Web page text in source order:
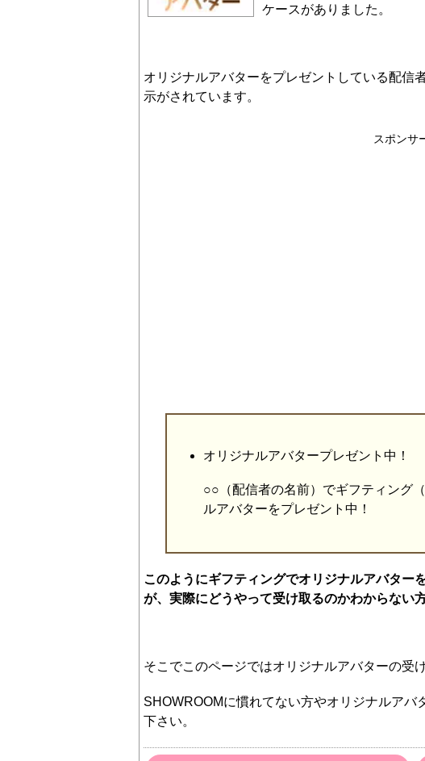
ケースがありました。
オリジナルアバターをプレゼントしている配信
示がされています。
スポンサ
オリジナルアバタープレゼント中！
○○（配信者の名前）でギフティング
ルアバターをプレゼント中！
このようにギフティングでオリジナルアバター
が、実際にどうやって受け取るのかわからない
そこでこのページではオリジナルアバターの受
SHOWROOMに慣れてない方やオリジナルア
下さい。